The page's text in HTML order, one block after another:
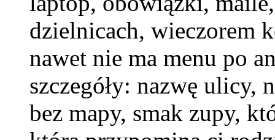
dzielnicach, wieczorem
nawet nie ma menu po
szczegóły: nazwę ulicy,
bez mapy, smak zupy,